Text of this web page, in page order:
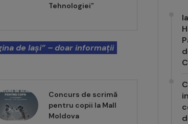
Tehnologiei”
de Iași” – doar informații
Concurs de scrimă
pentru copii la Mall
Moldova